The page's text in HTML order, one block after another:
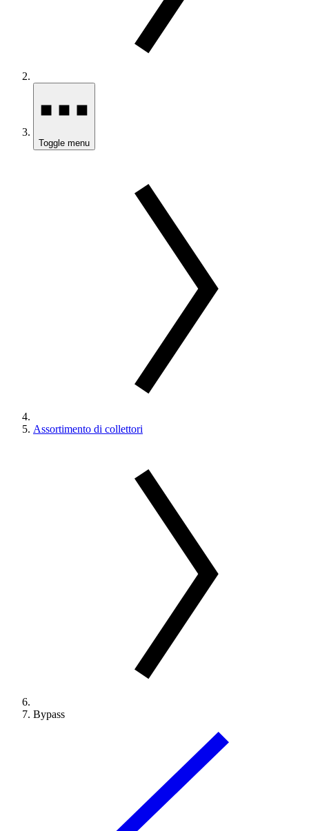
Toggle menu
Assortimento di collettori
Bypass